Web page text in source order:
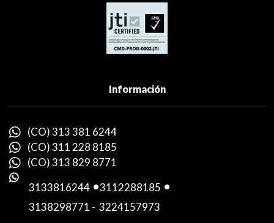
Información
(CO) 313 381 6244
(CO) 311 228 8185
(CO) 313 829 8771
3133816244 -3112288185 -
3138298771 - 3224157973